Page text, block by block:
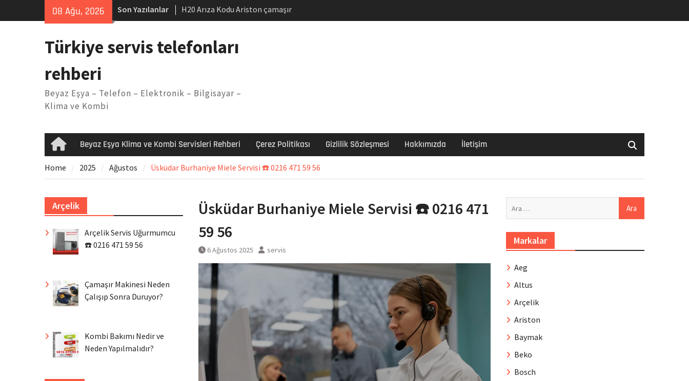
08 Ağu, 2026 Son Yazılanlar
H20 Arıza Kodu Ariston çamaşır
makinesi Sorunu
Arçelik buzdolabı F5 Hatası Çözüm
Ferroli klima E3 Arızası Çözümü
Türkiye servis telefonları
rehberi
Beyaz Eşya – Telefon – Elektronik – Bilgisayar –
Klima ve Kombi
HomeBeyaz Eşya Klima ve Kombi Servisleri Rehberi Çerez Politikası Gizlilik Sözleşmesi Hakkımızda İletişim
Home 2025 Ağustos Üsküdar Burhaniye Miele Servisi ☎️ 0216 471 59 56
Üsküdar Burhaniye Miele Servisi ☎️ 0216 471
59 56
6 Ağustos 2025 servis
Markalar
Aeg
Altus
Arçelik
Ariston
Baymak
Beko
Bosch
Arçelik
Arçelik Servis Uğurmumcu
☎️ 0216 471 59 56
Çamaşır Makinesi Neden
Çalışıp Sonra Duruyor?
Kombi Bakımı Nedir ve
Neden Yapılmalıdır?